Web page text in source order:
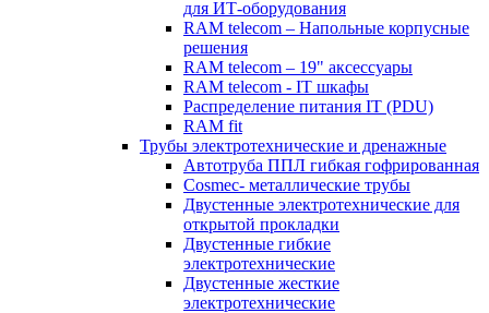
для ИТ-оборудования
RAM telecom – Напольные корпусные
решения
RAM telecom – 19" аксессуары
RAM telecom - IT шкафы
Распределение питания IT (PDU)
RAM fit
Трубы электротехнические и дренажные
Автотруба ППЛ гибкая гофрированная
Cosmec- металлические трубы
Двустенные электротехнические для
открытой прокладки
Двустенные гибкие
электротехнические
Двустенные жесткие
электротехнические